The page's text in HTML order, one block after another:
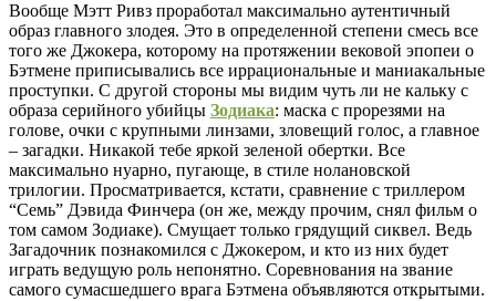
Вообще Мэтт Ривз проработал максимально аутентичный
образ главного злодея. Это в определенной степени смесь все
того же Джокера, которому на протяжении вековой эпопеи о
Бэтмене приписывались все иррациональные и маниакальные
проступки. С другой стороны мы видим чуть ли не кальку с
образа серийного убийцы Зодиака: маска с прорезями на
голове, очки с крупными линзами, зловещий голос, а главное
– загадки. Никакой тебе яркой зеленой обертки. Все
максимально нуарно, пугающе, в стиле нолановской
трилогии. Просматривается, кстати, сравнение с триллером
“Семь” Дэвида Финчера (он же, между прочим, снял фильм о
том самом Зодиаке). Смущает только грядущий сиквел. Ведь
Загадочник познакомился с Джокером, и кто из них будет
играть ведущую роль непонятно. Соревнования на звание
самого сумасшедшего врага Бэтмена объявляются открытыми.